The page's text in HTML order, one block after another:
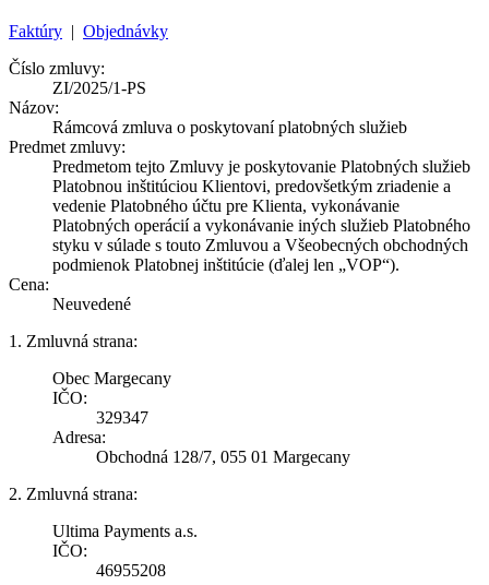
Faktúry | Objednávky
Číslo zmluvy:
ZI/2025/1-PS
Názov:
Rámcová zmluva o poskytovaní platobných služieb
Predmet zmluvy:
Predmetom tejto Zmluvy je poskytovanie Platobných služieb
Platobnou inštitúciou Klientovi, predovšetkým zriadenie a
vedenie Platobného účtu pre Klienta, vykonávanie
Platobných operácií a vykonávanie iných služieb Platobného
styku v súlade s touto Zmluvou a Všeobecných obchodných
podmienok Platobnej inštitúcie (ďalej len „VOP“).
Cena:
Neuvedené
1. Zmluvná strana:
Obec Margecany
IČO:
329347
Adresa:
Obchodná 128/7, 055 01 Margecany
2. Zmluvná strana:
Ultima Payments a.s.
IČO:
46955208